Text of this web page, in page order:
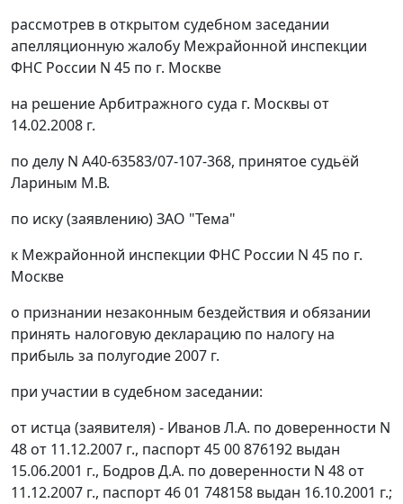
рассмотрев в открытом судебном заседании
апелляционную жалобу Межрайонной инспекции
ФНС России N 45 по г. Москве
на решение Арбитражного суда г. Москвы от
14.02.2008 г.
по делу N А40-63583/07-107-368, принятое судьёй
Лариным М.В.
по иску (заявлению) ЗАО "Тема"
к Межрайонной инспекции ФНС России N 45 по г.
Москве
о признании незаконным бездействия и обязании
принять налоговую декларацию по налогу на
прибыль за полугодие 2007 г.
при участии в судебном заседании:
от истца (заявителя) - Иванов Л.А. по доверенности N
48 от 11.12.2007 г., паспорт 45 00 876192 выдан
15.06.2001 г., Бодров Д.А. по доверенности N 48 от
11.12.2007 г., паспорт 46 01 748158 выдан 16.10.2001 г.;